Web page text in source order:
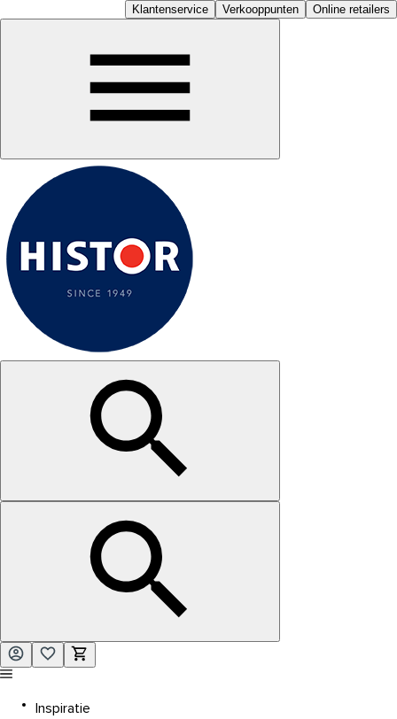
Klantenservice Verkooppunten Online retailers
Inspiratie